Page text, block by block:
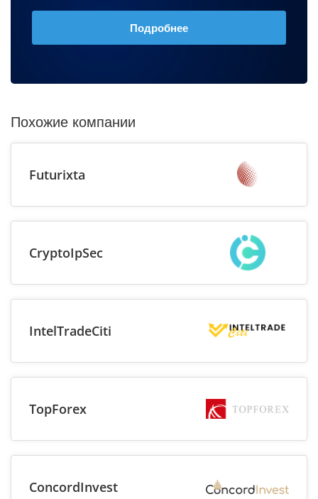
Подробнее
Похожие компании
Futurixta
CryptoIpSec
IntelTradeCiti
TopForex
ConcordInvest